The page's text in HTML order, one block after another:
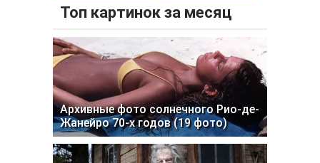
Топ картинок за месяц
Архивные фото солнечного Рио-де-
Жанейро 70-х годов (19 фото)